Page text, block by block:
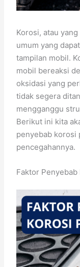
Korosi, atau
umum yang
tampilan mobil.
mobil bereaksi
oksidasi yang
tidak segera
mengganggu
Berikut ini kita
penyebab korosi
pencegahannya.
Faktor